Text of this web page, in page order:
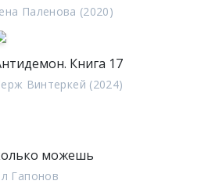
Паленова (2020)
Книга 17
Винтеркей (2024)
можешь
Гапонов